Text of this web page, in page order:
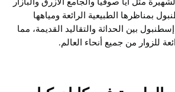
بمناظرها الطبيعية الرائعة ومياهها
بين الحداثة والتقاليد القديمة، مما
للزوار من جميع أنحاء العالم.